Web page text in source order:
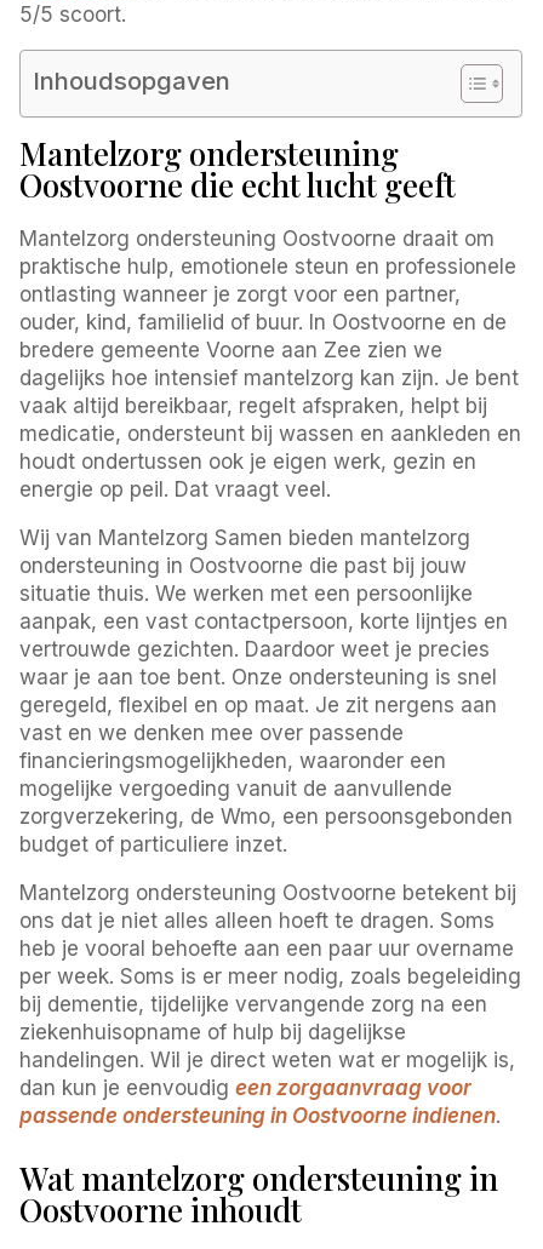
5/5 scoort.
Inhoudsopgaven
Mantelzorg ondersteuning
Oostvoorne die echt lucht geeft
Mantelzorg ondersteuning Oostvoorne draait om
praktische hulp, emotionele steun en professionele
ontlasting wanneer je zorgt voor een partner,
ouder, kind, familielid of buur. In Oostvoorne en de
bredere gemeente Voorne aan Zee zien we
dagelijks hoe intensief mantelzorg kan zijn. Je bent
vaak altijd bereikbaar, regelt afspraken, helpt bij
medicatie, ondersteunt bij wassen en aankleden en
houdt ondertussen ook je eigen werk, gezin en
energie op peil. Dat vraagt veel.
Wij van Mantelzorg Samen bieden mantelzorg
ondersteuning in Oostvoorne die past bij jouw
situatie thuis. We werken met een persoonlijke
aanpak, een vast contactpersoon, korte lijntjes en
vertrouwde gezichten. Daardoor weet je precies
waar je aan toe bent. Onze ondersteuning is snel
geregeld, flexibel en op maat. Je zit nergens aan
vast en we denken mee over passende
financieringsmogelijkheden, waaronder een
mogelijke vergoeding vanuit de aanvullende
zorgverzekering, de Wmo, een persoonsgebonden
budget of particuliere inzet.
Mantelzorg ondersteuning Oostvoorne betekent bij
ons dat je niet alles alleen hoeft te dragen. Soms
heb je vooral behoefte aan een paar uur overname
per week. Soms is er meer nodig, zoals begeleiding
bij dementie, tijdelijke vervangende zorg na een
ziekenhuisopname of hulp bij dagelijkse
handelingen. Wil je direct weten wat er mogelijk is,
dan kun je eenvoudigeen zorgaanvraag voor
passende ondersteuning in Oostvoorne indienen.
Wat mantelzorg ondersteuning in
Oostvoorne inhoudt